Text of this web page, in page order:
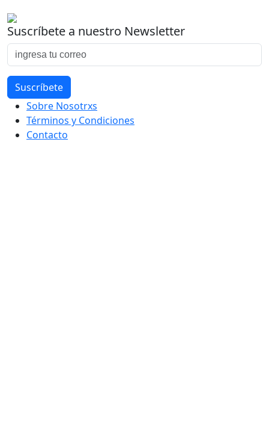
Suscríbete a nuestro Newsletter
Sobre Nosotrxs
Términos y Condiciones
Contacto